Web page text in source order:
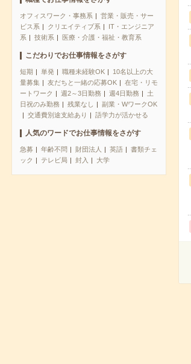
オフィスワーク・事務系
営業・販売・サー
ビス系
クリエイティブ系
IT・エンジニア
系
技術系 医療・介護・福祉・教育系
こだわりでお仕事情報をさがす
短期 単発 職種未経験OK
10名以上の大
量募集
友だちと一緒の応募OK
在宅・リモ
ートワーク
週2～3日勤務 週4日勤務
土
日祝のみ勤務
残業なし
副業・WワークOK
交通費別途支給あり
語学力が活かせる
人気のワードでお仕事情報をさがす
急募 年齢不問 財団法人 英語
書類チェ
ック
テレビ局 封入 大学